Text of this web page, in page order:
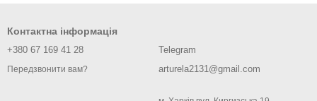
Контактна інформація
+380 67 169 41 28
Передзвонити вам?
Telegram
arturela2131@gmail.com